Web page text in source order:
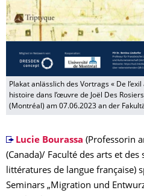
Plakat anlässlich des Vortrags « De
histoire dans l’œuvre de Joël Des
(Montréal) am 07.06.2023 an der
Lucie Bourassa (Professorin
(Canada)/ Faculté des arts et
littératures de langue française)
Seminars „Migration und